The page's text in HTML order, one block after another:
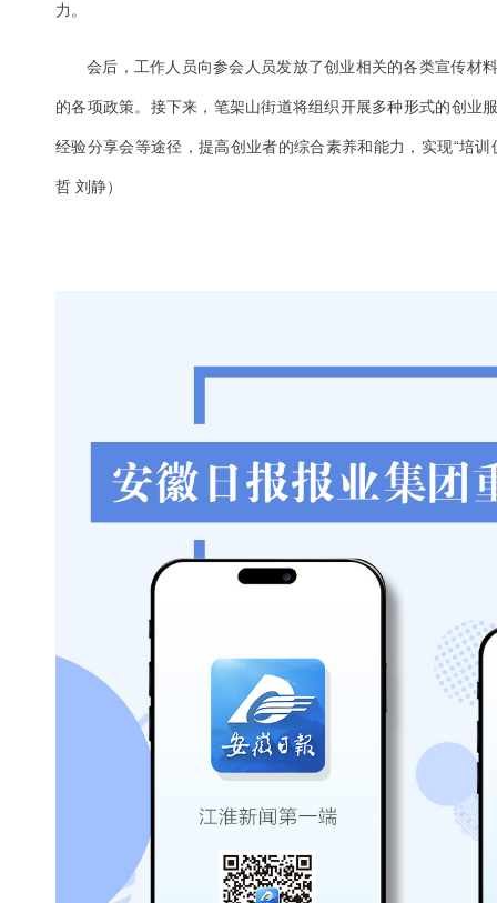
力。
会后，工作人员向参会人员发放了创业相关的各类宣传材
的各项政策。接下来，笔架山街道将组织开展多种形式的创业
经验分享会等途径，提高创业者的综合素养和能力，实现“培
哲 刘静）